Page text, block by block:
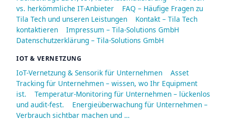
vs. herkömmliche IT-Anbieter
FAQ – Häufige Fragen zu
Tila Tech und unseren Leistungen
Kontakt – Tila Tech
kontaktieren
Impressum – Tila-Solutions GmbH
Datenschutzerklärung – Tila-Solutions GmbH
IOT & VERNETZUNG
IoT-Vernetzung & Sensorik für Unternehmen
Asset
Tracking für Unternehmen – wissen, wo Ihr Equipment
ist.
Temperatur-Monitoring für Unternehmen – lückenlos
und audit-fest.
Energieüberwachung für Unternehmen –
Verbrauch sichtbar machen und …